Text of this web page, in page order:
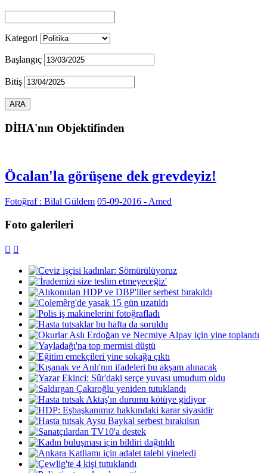
Kategori
Başlangıç
Bitiş
DİHA'nın Objektifinden
Öcalan'la görüşene dek grevdeyiz!
Fotoğraf : Bilal Güldem 05-09-2016 - Amed
Foto galerileri
 